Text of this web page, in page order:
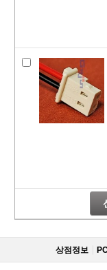
상점정보